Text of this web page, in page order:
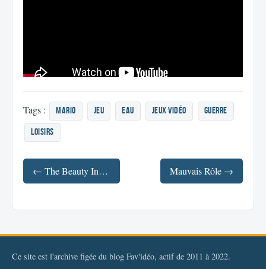
Tags : mario jeu eau jeux vidéo
guerre
loisirs
← The Beauty Inside Mauvais Rôle →
Ce site est l'archive figée du blog Fav'idéo, actif de 2011 à 2022.